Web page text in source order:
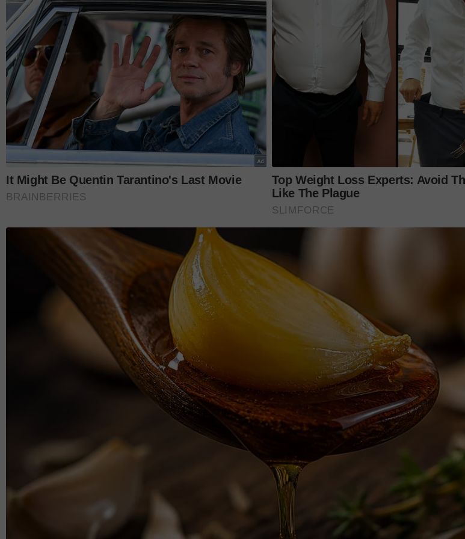
menyembunyikan barang-barangnya dan membuat tuduhan mencuri," coret Norhafidzah.
Menjelaskan itu kali pertama Zetty tinggal di asrama, enam bulan pertama semuanya berjalan
dengan baik. Namun, semuanya berubah selepas itu.
"Arwah anak saya pernah mengadu kepada warden dan pengetua. Tapi mereka hanya
Artikel Berkaitan:
Zara Qairina dimasukkan dalam mesin basuh hanya spekulasi menambah
kesedihan. 'Kronologi itu bukan dari anak guam kami'
‘Dibunuh atau tak, faktanya dia dibuli’ - Mimi Lana mahu keadilan buat Zara
'Bawa balik jenazah’- Anak maut latihan PALAPES, ibu dakwa kecederaan tak
sepadan sawan, dedah hidung & mata berdarah, tubuh lebam
Polis tidak tolak unsur buli. Kak Wana, Kak Dedeng, tomboi termasuk 60 individu
beri keterangan kes Zara Qairina
"Ala, itu biasa lah. Kawan-kawan nak bergurau dengan awak."
"Ada satu masa, arwah anak saya terlalu tertekan dengan sikap pelajar lain di asrama sehingga
"Semasa dia dibawa ke hospital, pihak sekolah langsung tidak maklumkan kepada saya. Nasib